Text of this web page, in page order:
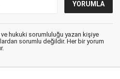
ve hukuki sorumluluğu yazan kişiye
sorumlu değildir. Her bir yorum